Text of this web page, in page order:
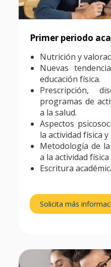
Primer periodo
Nutrición y
Nuevas
educación física.
Prescripción,
programas de
a la salud.
Aspectos
la actividad física
Metodología de
a la actividad
Escritura
Solicita más